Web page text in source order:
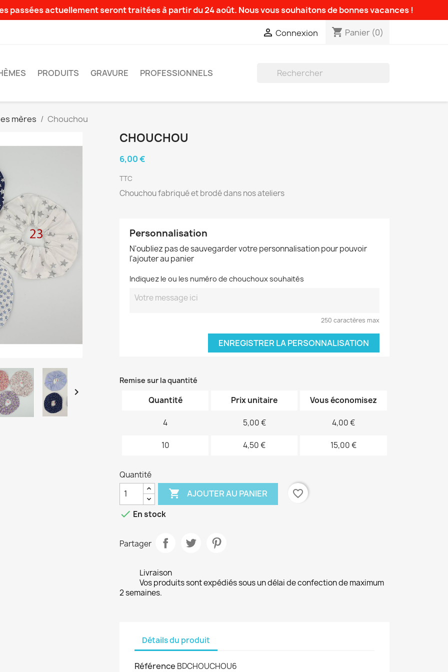
passées actuellement seront traitées à partir du 24 août. Nous vous souhaitons de bonnes vacances !
 Connexion shopping_cart Panier (0)
PRODUITS GRAVURE PROFESSIONNELS
mères Chouchou

CHOUCHOU
6,00 €
TTC
Chouchou fabriqué et brodé dans nos ateliers
Personnalisation
N'oubliez pas de sauvegarder votre personnalisation pour pouvoir
l'ajouter au panier
Indiquez le ou les numéro de chouchoux souhaités
250 caractères max
ENREGISTRER LA PERSONNALISATION
Remise sur la quantité
Quantité Prix unitaire Vous économisez
4 5,00 € 4,00 €
10 4,50 € 15,00 €
Quantité
 AJOUTER AU PANIER
favorite_border
 En stock
Partager
Livraison
Vos produits sont expédiés sous un délai de confection de maximum
2 semaines.
Détails du produit
Référence BDCHOUCHOU6